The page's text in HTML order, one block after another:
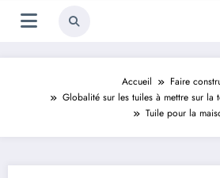
Accueil
Faire
Globalité sur les tuiles à mettre sur la
Tuile pour la